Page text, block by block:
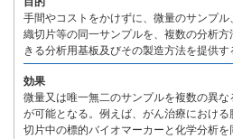
手間やコストをかけずに、微量のサンプ
織切片等の同一サンプルを、複数の分析
きる分析用基板及びその製造方法を提供す
効果
微量又は唯一無二のサンプルを複数の異
が可能となる。例えば、がん治療におけ
切片中の標的バイオマーカーと化学分析